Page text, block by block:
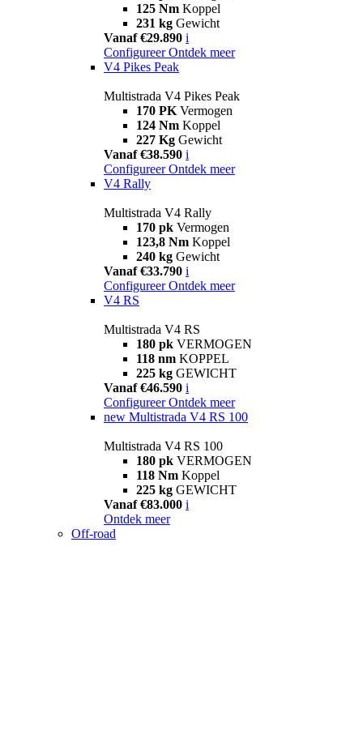
125 Nm Koppel
231 kg Gewicht
Vanaf €29.890 i
Configureer Ontdek meer
V4 Pikes Peak
Multistrada V4 Pikes Peak
170 PK Vermogen
124 Nm Koppel
227 Kg Gewicht
Vanaf €38.590 i
Configureer Ontdek meer
V4 Rally
Multistrada V4 Rally
170 pk Vermogen
123,8 Nm Koppel
240 kg Gewicht
Vanaf €33.790 i
Configureer Ontdek meer
V4 RS
Multistrada V4 RS
180 pk VERMOGEN
118 nm KOPPEL
225 kg GEWICHT
Vanaf €46.590 i
Configureer Ontdek meer
new Multistrada V4 RS 100
Multistrada V4 RS 100
180 pk VERMOGEN
118 Nm Koppel
225 kg GEWICHT
Vanaf €83.000 i
Ontdek meer
Off-road